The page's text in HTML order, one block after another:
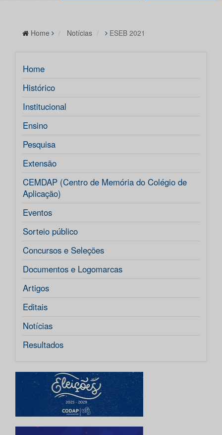
Home Notícias ESEB 2021
Home
Histórico
Institucional
Ensino
Pesquisa
Extensão
CEMDAP (Centro de Memória do Colégio de
Aplicação)
Eventos
Sorteio público
Concursos e Seleções
Documentos e Logomarcas
Artigos
Editais
Notícias
Resultados